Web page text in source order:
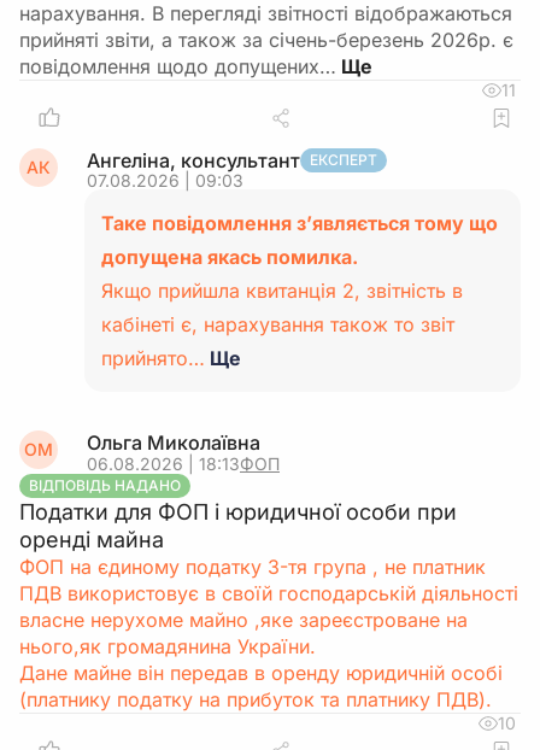
нарахування. В перегляді звітності відображаються
прийняті звіти, а також за січень-березень 2026р. є
повідомлення щодо допущених…
11
АК Ангеліна, консультант ЕКСПЕРТ
07.08.2026 | 09:03
Таке повідомлення з’являється тому що
допущена якась помилка.
Якщо прийшла квитанція 2, звітність в
кабінеті є, нарахування також то звіт
прийнято… Ще
ОМ Ольга Миколаївна
06.08.2026 | 18:13ФОП
ВІДПОВІДЬ НАДАНО
Податки для ФОП і юридичної особи при
оренді майна
ФОП на єдиному податку 3-тя група , не платник
ПДВ використовує в своїй господарській діяльності
власне нерухоме майно ,яке зареєстроване на
нього,як громадянина України.
Дане майне він передав в оренду юридичній особі
(платнику податку на прибуток та платнику ПДВ).
10